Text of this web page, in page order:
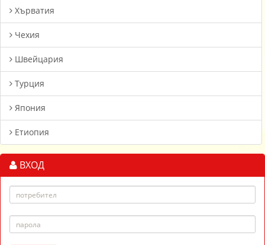
Хърватия
Чехия
Швейцария
Турция
Япония
Етиопия
ВХОД